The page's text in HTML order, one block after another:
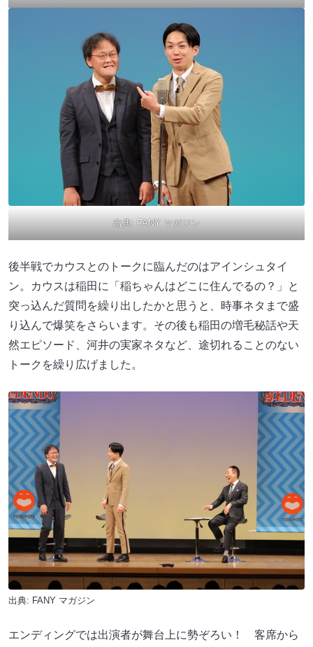
出典: FANY マガジン
後半戦でカウスとのトークに臨んだのはアインシュタイ
ン。カウスは稲田に「稲ちゃんはどこに住んでるの？」と
突っ込んだ質問を繰り出したかと思うと、時事ネタまで盛
り込んで爆笑をさらいます。その後も稲田の増毛秘話や天
然エピソード、河井の実家ネタなど、途切れることのない
トークを繰り広げました。
出典: FANY マガジン
エンディングでは出演者が舞台上に勢ぞろい！ 客席から